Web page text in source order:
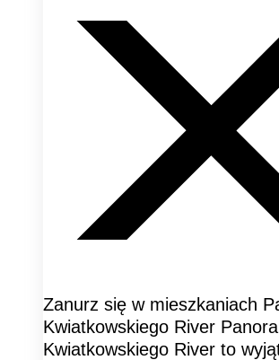
Zanurz się w mieszkaniach
Kwiatkowskiego River
Kwiatkowskiego River to